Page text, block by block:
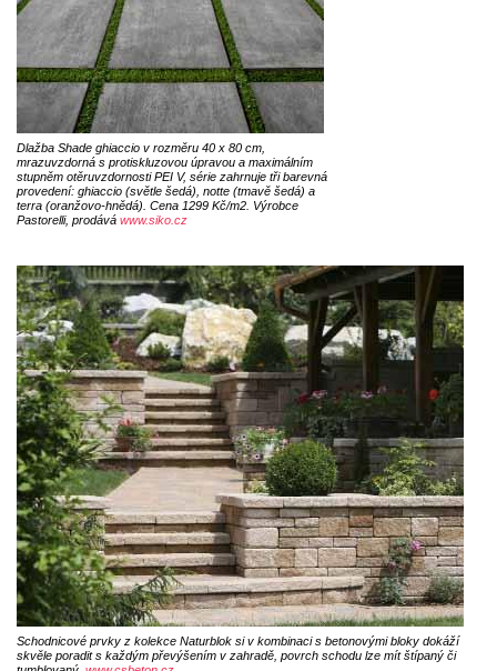
Dlažba Shade ghiaccio v rozměru 40 x 80 cm,
mrazuvzdorná s protiskluzovou úpravou a maximálním
stupněm otěruvzdornosti PEI V, série zahrnuje tři barevná
provedení: ghiaccio (světle šedá), notte (tmavě šedá) a
terra (oranžovo-hnědá). Cena 1299 Kč/m2. Výrobce
Pastorelli, prodává www.siko.cz
Schodnicové prvky z kolekce Naturblok si v kombinaci s betonovými bloky dokáží
skvěle poradit s každým převýšením v zahradě, povrch schodu lze mít štípaný či